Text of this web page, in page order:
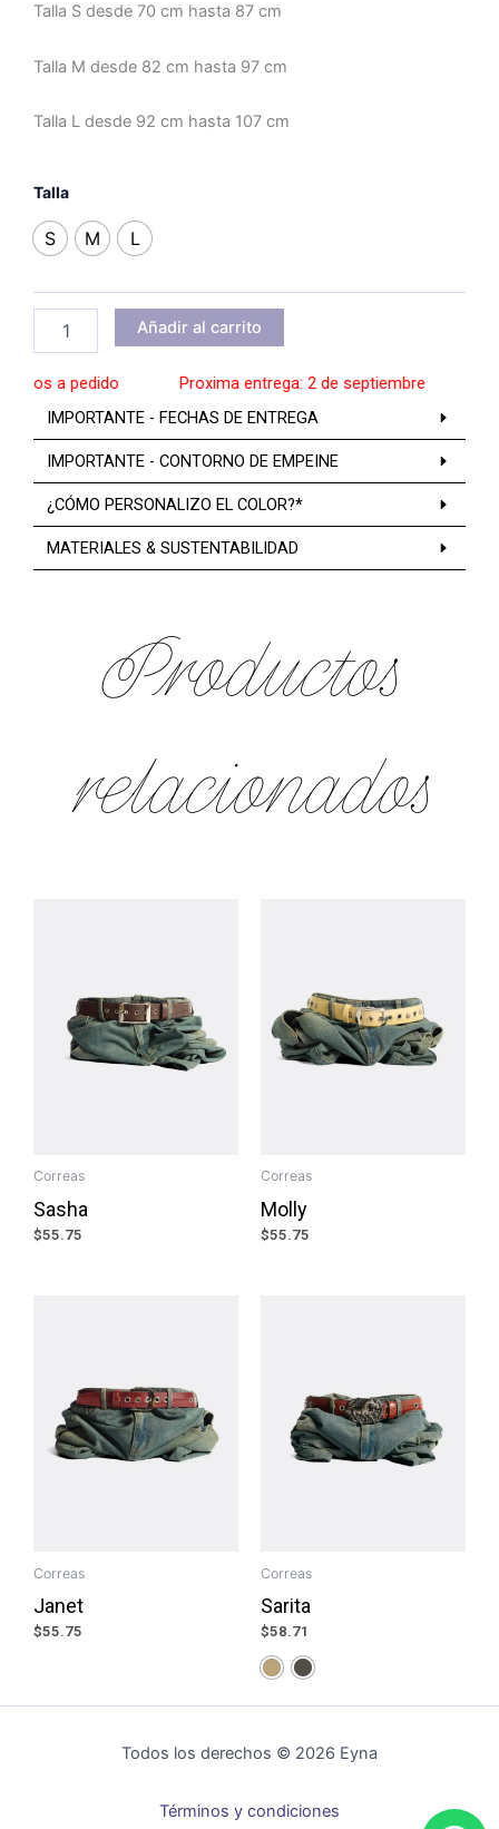
Talla S desde 70 cm hasta 87 cm
Talla M desde 82 cm hasta 97 cm
Talla L desde 92 cm hasta 107 cm
Talla
S M L
cantidad
Añadir al carrito
a pedido______ Proxima entrega: 2 de septiembre______
IMPORTANTE - FECHAS DE ENTREGA
IMPORTANTE - CONTORNO DE EMPEINE
¿CÓMO PERSONALIZO EL COLOR?*
MATERIALES & SUSTENTABILIDAD
Productos
relacionados
Correas
Sasha
$55.75
Correas
Molly
$55.75
Correas
Janet
$55.75
Correas
Sarita
$58.71
Todos los derechos © 2026 Eyna
Términos y condiciones